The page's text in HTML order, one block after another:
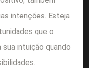
intenções. Esteja
que o
intuição quando